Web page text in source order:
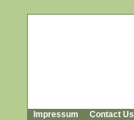
Impressum Contact Us